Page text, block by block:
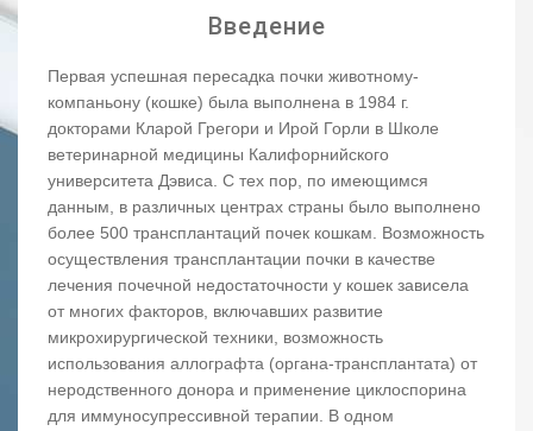
Введение
Первая успешная пересадка почки животному-
компаньону (кошке) была выполнена в 1984 г.
докторами Кларой Грегори и Ирой Горли в Школе
ветеринарной медицины Калифорнийского
университета Дэвиса. С тех пор, по имеющимся
данным, в различных центрах страны было выполнено
более 500 трансплантаций почек кошкам. Возможность
осуществления трансплантации почки в качестве
лечения почечной недостаточности у кошек зависела
от многих факторов, включавших развитие
микрохирургической техники, возможность
использования аллографта (органа-трансплантата) от
неродственного донора и применение циклоспорина
для иммуносупрессивной терапии. В одном